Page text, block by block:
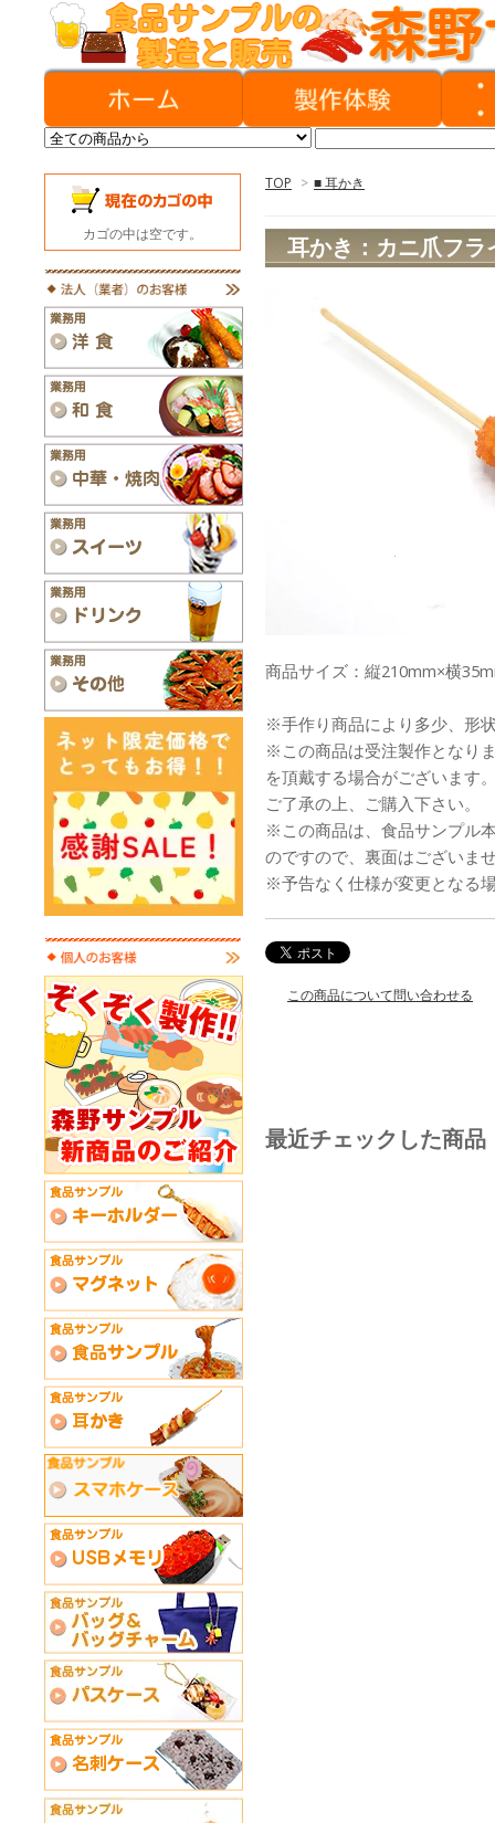
TOP > ■ 耳かき
耳かき：カニ爪フラ
商品サイズ：縦210mm×横
※手作り商品により多少、形
※この商品は受注製作となり
を頂戴する場合がございます
ご了承の上、ご購入下さい。
※この商品は、食品サンプル
のですので、裏面はございま
※予告なく仕様が変更となる
この商品について問い合わせる
最近チェックした商品
カゴの中は空です。